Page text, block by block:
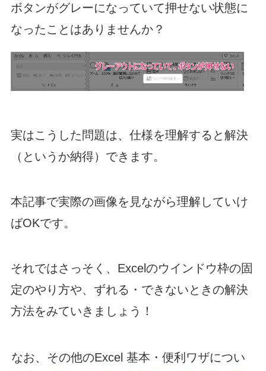
ボタンがグレーになっていて押せない状態に
なったことはありませんか？
実はこうした問題は、仕様を理解すると解決
（というか納得）できます。
本記事で実際の画像を見ながら理解していけ
ばOKです。
それではさっそく、Excelのウインドウ枠の固
定のやり方や、ずれる・できないときの解決
方法をみていきましょう！
なお、その他のExcel 基本・便利ワザについ